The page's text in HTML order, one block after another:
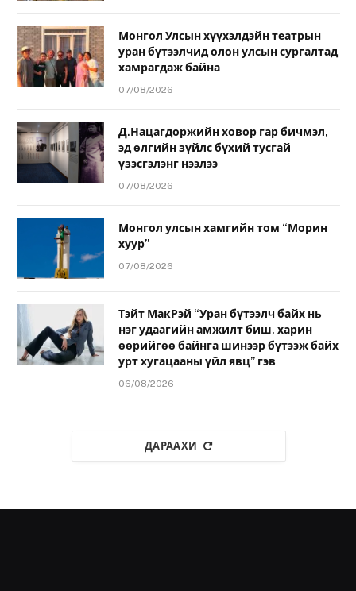
Монгол Улсын хүүхэлдэйн театрын
уран бүтээлчид олон улсын сургалтад
хамрагдаж байна
07/08/2026
Д.Нацагдоржийн ховор гар бичмэл,
эд өлгийн зүйлс бүхий тусгай
үзэсгэлэнг нээлээ
07/08/2026
Монгол улсын хамгийн том “Морин
хуур”
07/08/2026
Тэйт МакРэй “Уран бүтээлч байх нь
нэг удаагийн амжилт биш, харин
өөрийгөө байнга шинээр бүтээж байх
урт хугацааны үйл явц” гэв
06/08/2026
ДАРААХИ